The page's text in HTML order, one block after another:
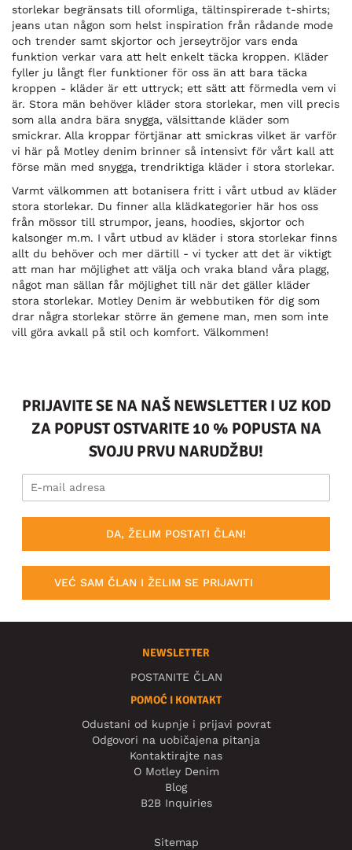
storlekar begränsats till oformliga, tältinspirerade t-shirts;
jeans utan någon som helst inspiration från rådande mode
och trender samt skjortor och jerseytröjor vars enda
funktion verkar vara att helt enkelt täcka kroppen. Kläder
fyller ju långt fler funktioner för oss än att bara täcka
kroppen - kläder är ett uttryck; ett sätt att förmedla vem vi
är. Stora män behöver kläder stora storlekar, men vill precis
som alla andra bära snygga, välsittande kläder som
smickrar. Alla kroppar förtjänar att smickras vilket är varför
vi här på Motley denim brinner så intensivt för vårt kall att
förse män med snygga, trendriktiga kläder i stora storlekar.
Varmt välkommen att botanisera fritt i vårt utbud av kläder
stora storlekar. Du finner alla klädkategorier här hos oss
från mössor till strumpor, jeans, hoodies, skjortor och
kalsonger m.m. I vårt utbud av kläder i stora storlekar finns
allt du behöver och mer därtill - vi tycker att det är viktigt
att man har möjlighet att välja och vraka bland våra plagg,
något man sällan får möjlighet till när det gäller kläder
stora storlekar. Motley Denim är webbutiken för dig som
drar några storlekar större än gemene man, men som inte
vill göra avkall på stil och komfort. Välkommen!
PRIJAVITE SE NA NAŠ NEWSLETTER I UZ KOD
ZA POPUST OSTVARITE 10 % POPUSTA NA
SVOJU PRVU NARUDŽBU!
DA, ŽELIM POSTATI ČLAN!
VEĆ SAM ČLAN I ŽELIM SE PRIJAVITI
NEWSLETTER
POSTANITE ČLAN
POMOĆ I KONTAKT
Odustani od kupnje i prijavi povrat
Odgovori na uobičajena pitanja
Kontaktirajte nas
O Motley Denim
Blog
B2B Inquiries
Sitemap